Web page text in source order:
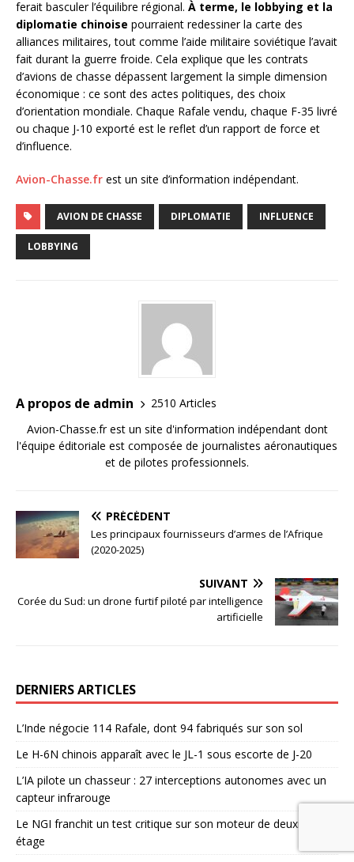
ferait basculer l’équilibre régional. À terme, le lobbying et la
diplomatie chinoise pourraient redessiner la carte des
alliances militaires, tout comme l’aide militaire soviétique l’avait
fait durant la guerre froide. Cela explique que les contrats
d’avions de chasse dépassent largement la simple dimension
économique : ce sont des actes politiques, des choix
d’orientation mondiale. Chaque Rafale vendu, chaque F-35 livré
ou chaque J-10 exporté est le reflet d’un rapport de force et
d’influence.
Avion-Chasse.fr est un site d’information indépendant.
AVION DE CHASSE DIPLOMATIE INFLUENCE
LOBBYING
A propos de admin
2510 Articles
Avion-Chasse.fr est un site d'information indépendant dont
l'équipe éditoriale est composée de journalistes aéronautiques
et de pilotes professionnels.
PRÉCÉDENT
Les principaux fournisseurs d’armes de l’Afrique
(2020-2025)
SUIVANT
Corée du Sud: un drone furtif piloté par intelligence
artificielle
DERNIERS ARTICLES
L’Inde négocie 114 Rafale, dont 94 fabriqués sur son sol
Le H-6N chinois apparaît avec le JL-1 sous escorte de J-20
L’IA pilote un chasseur : 27 interceptions autonomes avec un
capteur infrarouge
Le NGI franchit un test critique sur son moteur de deuxième
étage